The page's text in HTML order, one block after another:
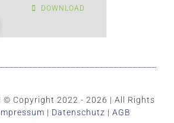
DOWNLOAD
© Copyright 2022 - 2026 | All Rights
| Datenschutz | AGB